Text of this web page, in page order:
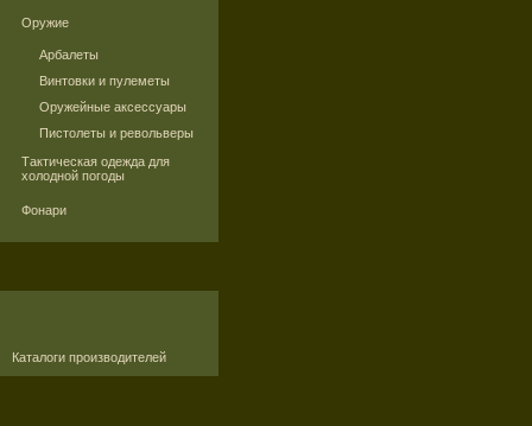
Оружие
Арбалеты
Винтовки и пулеметы
Оружейные аксессуары
Пистолеты и револьверы
Тактическая одежда для
холодной погоды
Фонари
Каталоги производителей